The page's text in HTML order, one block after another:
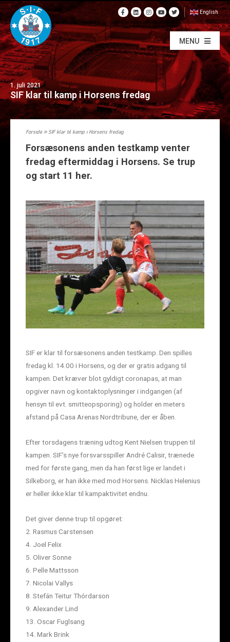
English
MENU
1. juli 2021
SIF klar til kamp i Horsens fredag
Forside»SIF klar til kamp i Horsens fredag
Forsæsonens anden testkamp venter
fredag eftermiddag i Horsens. Se trup
og start 11 her.
SIF er klar til forsæsonens anden testkamp. Den spilles
fredag kl. 14.00 i Horsens, og der er gratis adgang til
kampen. Det kræver blot gyldigt coronapas, at man
opgiver navn og kontaktoplysninger i indgangen (af
hensyn til evt. smitteopsporing) og holder en meters
afstand på Casa Arenas Nordtribune, der er åben.
Efter torsdagens træning udtog Kent Nielsen truppen til
kampen. SIF’s nye forsvarsspiller André Calisir, trænede
med for første gang, men da han først lige er landet i
Silkeborg, er han ikke med mod Horsens. Nicklas Helenius
er heller ikke klar til kampaktivitet endnu.
Det giver denne trup til opgøret:
2. Rasmus Carstensen
4. Joel Felix
5. Oliver Sonne
6. Pelle Mattsson
7. Nicolai Vallys
8. Stefán Teitur Thórdarson
9. Alexander Lind
13. Oscar Fuglsang
14. Mark Brink